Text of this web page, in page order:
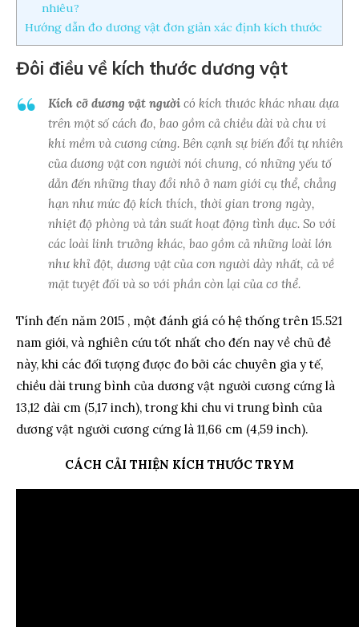
nhiêu?
Hướng dẫn đo dương vật đơn giản xác định kích thước
Đôi điều về kích thước dương vật
Kích cỡ dương vật người có kích thước khác nhau dựa
trên một số cách đo, bao gồm cả chiều dài và chu vi
khi mềm và cương cứng. Bên cạnh sự biến đổi tự nhiên
của dương vật con người nói chung, có những yếu tố
dẫn đến những thay đổi nhỏ ở nam giới cụ thể, chẳng
hạn như mức độ kích thích, thời gian trong ngày,
nhiệt độ phòng và tần suất hoạt động tình dục. So với
các loài linh trưởng khác, bao gồm cả những loài lớn
như khỉ đột, dương vật của con người dày nhất, cả về
mặt tuyệt đối và so với phần còn lại của cơ thể.
Tính đến năm 2015 , một đánh giá có hệ thống trên 15.521
nam giới, và nghiên cứu tốt nhất cho đến nay về chủ đề
này, khi các đối tượng được đo bởi các chuyên gia y tế,
chiều dài trung bình của dương vật người cương cứng là
13,12 dài cm (5,17 inch), trong khi chu vi trung bình của
dương vật người cương cứng là 11,66 cm (4,59 inch).
CÁCH CẢI THIỆN KÍCH THƯỚC TRYM